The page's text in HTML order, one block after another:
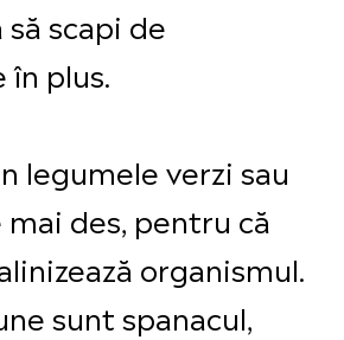
scapi de
în plus.
legumele verzi sau
des, pentru că
organismul.
sunt spanacul,